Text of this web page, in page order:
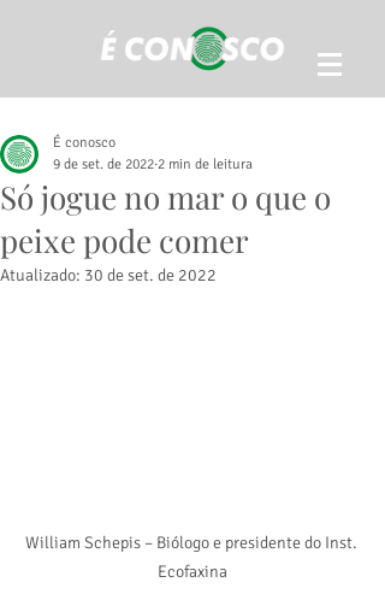
Só jogue no mar o que o
peixe pode comer
É conosco
9 de set. de 2022 2 min de leitura
Atualizado: 30 de set. de 2022
William Schepis – Biólogo e presidente do Inst.
Ecofaxina